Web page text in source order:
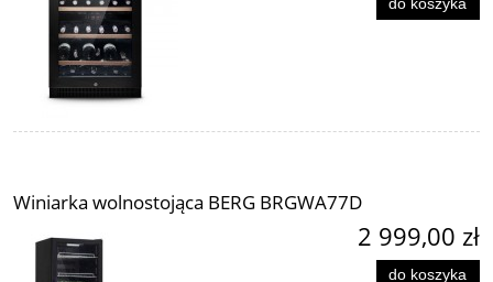
do koszyka
Winiarka wolnostojąca BERG BRGWA77D
2 999,00 zł
do koszyka